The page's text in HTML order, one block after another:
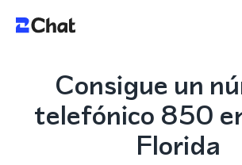
Consigue un
telefónico 850
Florida